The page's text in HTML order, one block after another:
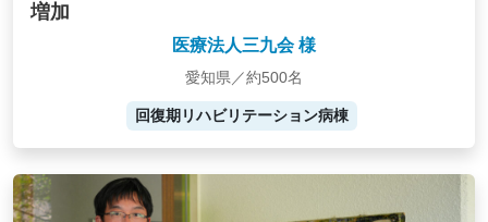
増加
医療法人三九会 様
愛知県／約500名
回復期リハビリテーション病棟